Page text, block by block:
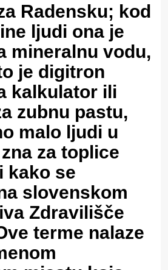
Radensku; kod
ljudi ona je
mineralnu vodu,
je digitron
kalkulator ili
zubnu pastu,
malo ljudi u
za toplice
kako se
slovenskom
Zdravilišče
terme nalaze